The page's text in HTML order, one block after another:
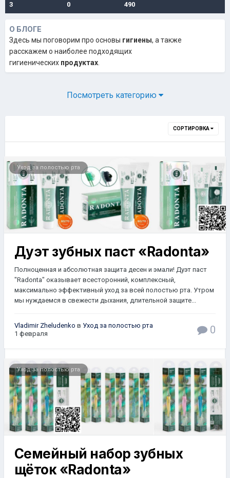
3 0 490
О БЛОГЕ
Здесь мы поговорим про основы гигиены, а также
расскажем о наиболее подходящих
гигиенических продуктах
Посмотреть категорию
СОРТИРОВКА
Уход за полостью рта
Дуэт зубных паст «Radonta»
Полноценная и абсолютная защита десен и эмали! Дуэт паст
"Radonta" оказывает всесторонний, комплексный,
максимально эффективный уход за всей полостью рта. Утром
мы нуждаемся в свежести дыхания, длительной защите...
Vladimir Zheludenko в Уход за полостью рта
1 февраля
0
Уход за полостью рта
Семейный набор зубных
щёток «Radonta»